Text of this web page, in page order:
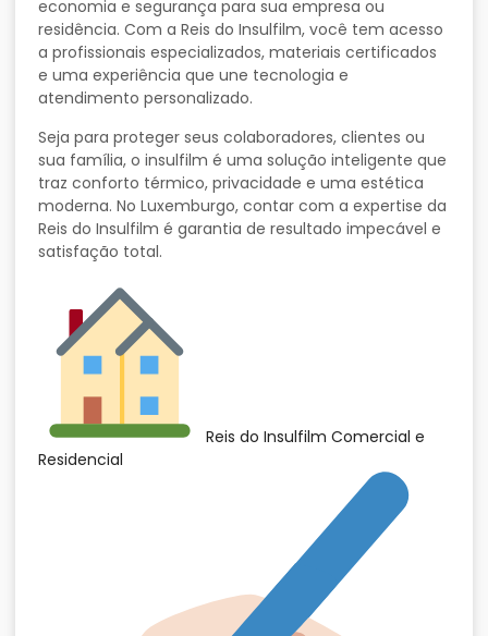
economia e segurança para sua empresa ou
residência. Com a Reis do Insulfilm, você tem acesso
a profissionais especializados, materiais certificados
e uma experiência que une tecnologia e
atendimento personalizado.
Seja para proteger seus colaboradores, clientes ou
sua família, o insulfilm é uma solução inteligente que
traz conforto térmico, privacidade e uma estética
moderna. No Luxemburgo, contar com a expertise da
Reis do Insulfilm é garantia de resultado impecável e
satisfação total.
Reis do Insulfilm Comercial e
Residencial